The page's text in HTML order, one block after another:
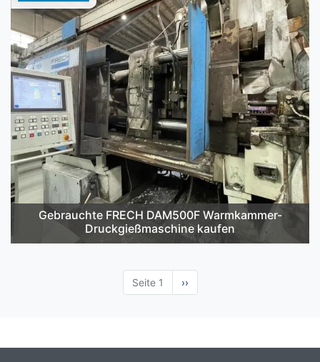
Gebrauchte FRECH DAM500F Warmkammer-
Druckgießmaschine kaufen
Seite 1
Nächste
Seite
››